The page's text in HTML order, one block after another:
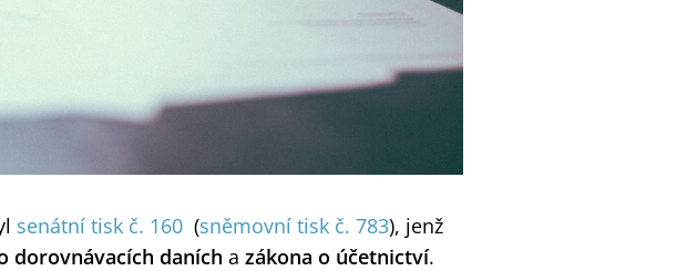
senátní tisk č. 160 (sněmovní tisk č. 783), jenž
dorovnávacích daních a zákona o účetnictví.